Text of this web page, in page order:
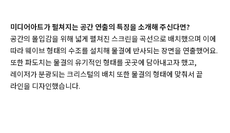
미디어아트가 펼쳐지는 공간 연출의 특징을 소개해 주신다면?
공간의 몰입감을 위해 넓게 펼쳐진 스크린을 곡선으로 배치했으며 이에
따라 웨이브 형태의 수조를 설치해 물결에 반사되는 장면을 연출했어요.
또한 파도치는 물결의 유기적인 형태를 곳곳에 담아내고자 했고,
레이저가 분광되는 크리스털의 배치 또한 물결의 형태에 맞춰서 끝
라인을 디자인했습니다.